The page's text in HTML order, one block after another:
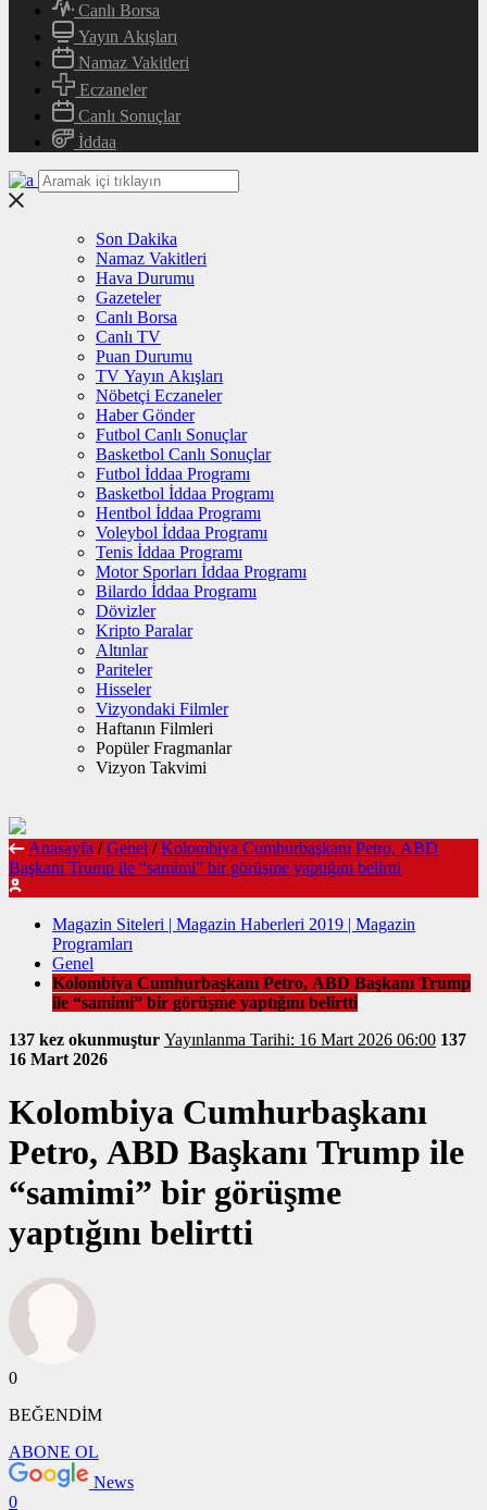
Canlı Borsa
Yayın Akışları
Namaz Vakitleri
Eczaneler
Canlı Sonuçlar
İddaa
Son Dakika
Namaz Vakitleri
Hava Durumu
Gazeteler
Canlı Borsa
Canlı TV
Puan Durumu
TV Yayın Akışları
Nöbetçi Eczaneler
Haber Gönder
Futbol Canlı Sonuçlar
Basketbol Canlı Sonuçlar
Futbol İddaa Programı
Basketbol İddaa Programı
Hentbol İddaa Programı
Voleybol İddaa Programı
Tenis İddaa Programı
Motor Sporları İddaa Programı
Bilardo İddaa Programı
Dövizler
Kripto Paralar
Altınlar
Pariteler
Hisseler
Vizyondaki Filmler
Haftanın Filmleri
Popüler Fragmanlar
Vizyon Takvimi
Anasayfa / Genel / Kolombiya Cumhurbaşkanı Petro, ABD
Başkanı Trump ile “samimi” bir görüşme yaptığını belirtti
Magazin Siteleri | Magazin Haberleri 2019 | Magazin
Programları
Genel
Kolombiya Cumhurbaşkanı Petro, ABD Başkanı Trump
ile “samimi” bir görüşme yaptığını belirtti
137 kez okunmuştur
Yayınlanma Tarihi: 16 Mart 2026 06:00 137
16 Mart 2026
Kolombiya Cumhurbaşkanı
Petro, ABD Başkanı Trump ile
“samimi” bir görüşme
yaptığını belirtti
0
BEĞENDİM
ABONE OL
News
0